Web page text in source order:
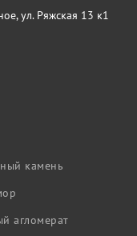
ул. Ряжская 13 к1
камень
агломерат